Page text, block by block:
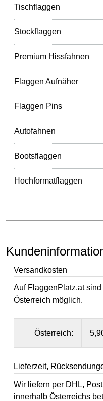
Tischflaggen
Stockflaggen
Premium Hissfahnen
Flaggen Aufnäher
Flaggen Pins
Autofahnen
Bootsflaggen
Hochformatflaggen
Versandkosten
Auf FlaggenPlatz.at
Österreich möglich.
Österreich:
Lieferzeit,
Wir liefern per DHL,
innerhalb Österreichs